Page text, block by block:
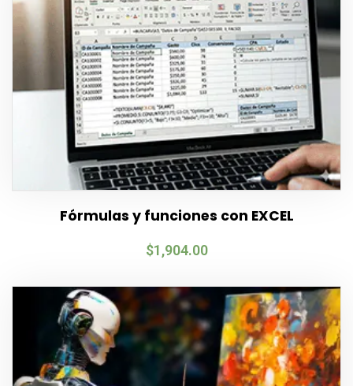
Fórmulas y funciones con EXCEL
$1,904.00